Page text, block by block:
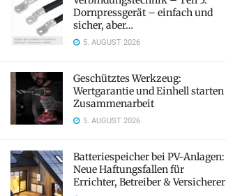
Dornpressgerät – einfach und
sicher, aber…
5. AUGUST 2026
Geschütztes Werkzeug:
Wertgarantie und Einhell starten
Zusammenarbeit
5. AUGUST 2026
Batteriespeicher bei PV-Anlagen:
Neue Haftungsfallen für
Errichter, Betreiber & Versicherer